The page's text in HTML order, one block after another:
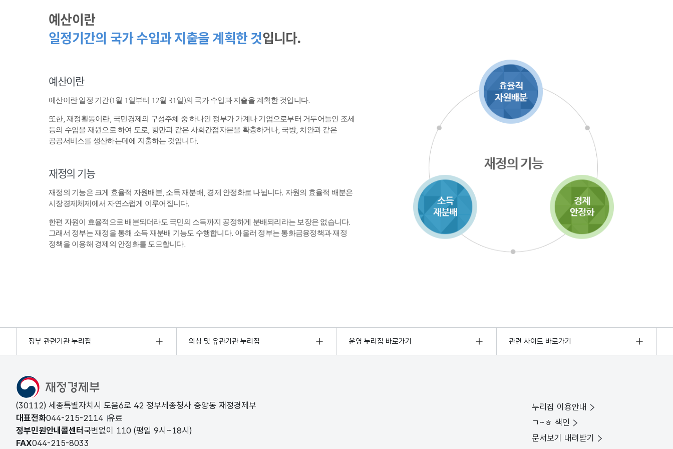
예산이란
일정기간의 국가 수입과 지출을 계획한 것입니다.
예산이란
예산이란 일정 기간(1월 1일부터 12월 31일)의 국가 수입과 지출을 계획한 것입니다.
또한, 재정활동이란, 국민경제의 구성주체 중 하나인 정부가 가계나 기업으로부터 거두어들인 조세
등의 수입을 재원으로 하여 도로, 항만과 같은 사회간접자본을 확충하거나, 국방, 치안과 같은
공공서비스를 생산하는데에 지출하는 것입니다.
재정의 기능
재정의 기능은 크게 효율적 자원배분, 소득 재분배, 경제 안정화로 나뉩니다. 자원의 효율적 배분은
시장경제체제에서 자연스럽게 이루어집니다.
한편 자원이 효율적으로 배분되더라도 국민의 소득까지 공정하게 분배되리라는 보장은 없습니다.
그래서 정부는 재정을 통해 소득 재분배 기능도 수행합니다. 아울러 정부는 통화금융정책과 재정
정책을 이용해 경제의 안정화를 도모합니다.
정부 관련기관 누리집 외청 및 유관기관 누리집 운영 누리집 바로가기 관련 사이트 바로가기
(30112) 세종특별자치시 도움6로 42 정부세종청사 중앙동 재정경제부
대표전화044-215-2114 유료
정부민원안내콜센터 국번없이 110 (평일 9시~18시)
FAX044-215-8033
누리집 이용안내
ㄱ~ㅎ 색인
문서보기 내려받기